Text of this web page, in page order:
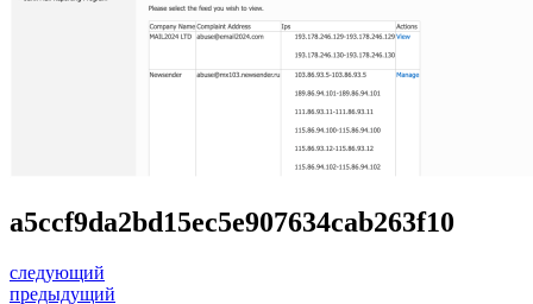
a5ccf9da2bd15ec5e907634cab263f10
следующий
предыдущий